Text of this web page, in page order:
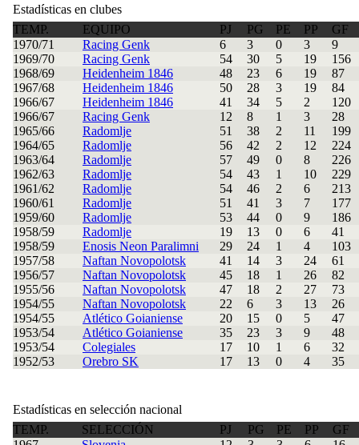
Estadísticas en clubes
TEMP.
EQUIPO PJ PG PE PP
GF
1970/71
Racing Genk 6 3 0 3
9
1969/70
Racing Genk 54 30 5 19
156
1968/69
Heidenheim 1846 48 23 6 19
87
1967/68
Heidenheim 1846 50 28 3 19
84
1966/67
Heidenheim 1846 41 34 5 2
120
1966/67
Racing Genk 12 8 1 3
28
1965/66
Radomlje 51 38 2 11
199
1964/65
Radomlje 56 42 2 12
224
1963/64
Radomlje 57 49 0 8
226
1962/63
Radomlje 54 43 1 10
229
1961/62
Radomlje 54 46 2 6
213
1960/61
Radomlje 51 41 3 7
177
1959/60
Radomlje 53 44 0 9
186
1958/59
Radomlje 19 13 0 6
41
1958/59
Enosis Neon Paralimni 29 24 1 4
103
1957/58
Naftan Novopolotsk 41 14 3 24
61
1956/57
Naftan Novopolotsk 45 18 1 26
82
1955/56
Naftan Novopolotsk 47 18 2 27
73
1954/55
Naftan Novopolotsk 22 6 3 13
26
1954/55
Atlético Goianiense 20 15 0 5
47
1953/54
Atlético Goianiense 35 23 3 9
48
1953/54
Colegiales 17 10 1 6
32
1952/53
Orebro SK 17 13 0 4 35
Estadísticas en selección nacional
TEMP.
SELECCIÓN PJ PG PE PP
GF